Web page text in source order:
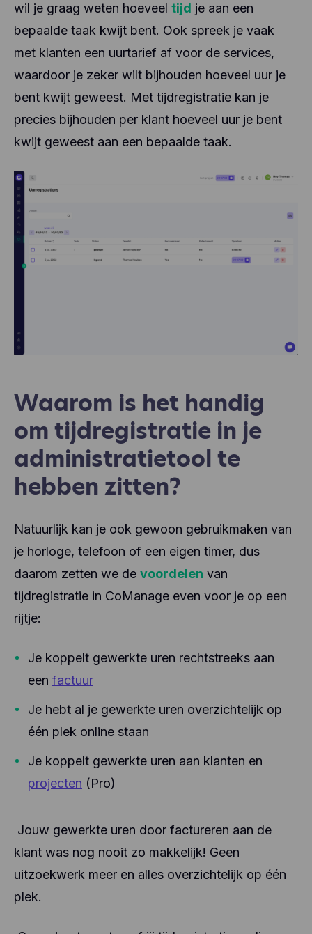
wil je graag weten hoeveel tijd je aan een
bepaalde taak kwijt bent. Ook spreek je vaak
met klanten een uurtarief af voor de services,
waardoor je zeker wilt bijhouden hoeveel uur je
bent kwijt geweest. Met tijdregistratie kan je
precies bijhouden per klant hoeveel uur je bent
kwijt geweest aan een bepaalde taak.
Waarom is het handig
om tijdregistratie in je
administratietool te
hebben zitten?
Natuurlijk kan je ook gewoon gebruikmaken van
je horloge, telefoon of een eigen timer, dus
daarom zetten we de voordelen van
tijdregistratie in CoManage even voor je op een
rijtje:
Je koppelt gewerkte uren rechtstreeks aan
een factuur
Je hebt al je gewerkte uren overzichtelijk op
één plek online staan
Je koppelt gewerkte uren aan klanten en
projecten (Pro)
Jouw gewerkte uren door factureren aan de
klant was nog nooit zo makkelijk! Geen
uitzoekwerk meer en alles overzichtelijk op één
plek.